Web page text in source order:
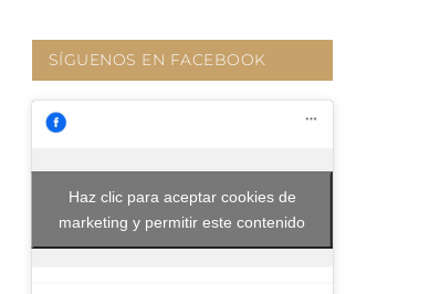
SÍGUENOS EN FACEBOOK
Haz clic para aceptar cookies de
marketing y permitir este contenido